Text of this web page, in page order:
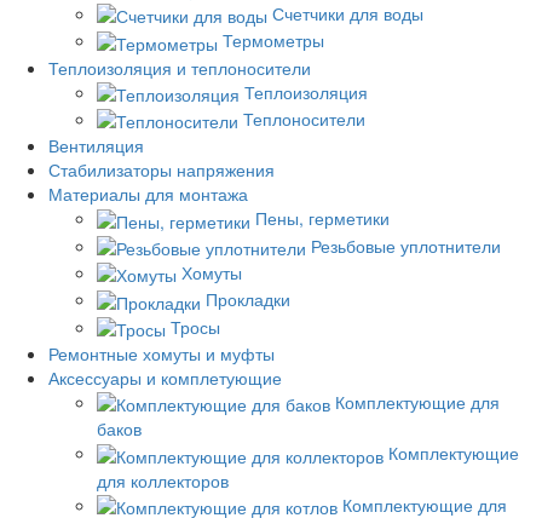
Счетчики для воды
Термометры
Теплоизоляция и теплоносители
Теплоизоляция
Теплоносители
Вентиляция
Стабилизаторы напряжения
Материалы для монтажа
Пены, герметики
Резьбовые уплотнители
Хомуты
Прокладки
Тросы
Ремонтные хомуты и муфты
Аксессуары и комплетующие
Комплектующие для
баков
Комплектующие
для коллекторов
Комплектующие для